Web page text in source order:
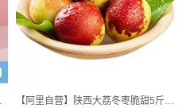
用 101片 【阿里自营】陕西大荔冬枣脆甜5斤大果